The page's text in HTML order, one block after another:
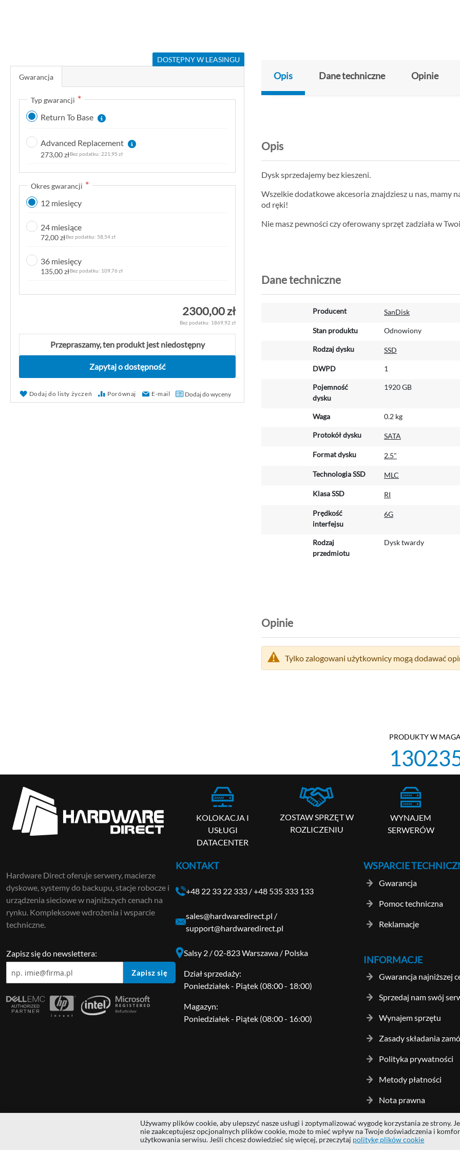
z
DOSTĘPNY W LEASINGU
Gwarancja
Typ gwarancji
Return To Base
Advanced Replacement
273,00 zł 221,95 zł
Okres gwarancji
12 miesięcy
24 miesiące
72,00 zł 58,54 zł
36 miesięcy
135,00 zł 109,76 zł
2300,00 zł
1869,92 zł
Przepraszamy, ten produkt jest niedostępny
Zapytaj o dostępność
Dodaj do listy życzeń Porównaj E-mail Dodaj do wyceny
Opis Dane techniczne Opinie
Opis
Dysk sprzedajemy bez kieszeni.
Wszelkie dodatkowe akcesoria znajdziesz u nas, mamy
od ręki!
Nie masz pewności czy oferowany sprzęt zadziała w
Dane techniczne
Producent SanDisk
Stan produktu Odnowiony
Rodzaj dysku SSD
DWPD 1
Pojemność
dysku
1920 GB
Waga 0.2 kg
Protokół dysku SATA
Format dysku 2.5"
Technologia SSD MLC
Klasa SSD RI
Prędkość
interfejsu
6G
Rodzaj
przedmiotu
Dysk twardy
Opinie
Tylko zalogowani użytkownicy mogą dodawać
PRODUKTY W
KOLOKACJA I
USŁUGI
DATACENTER
ZOSTAW SPRZĘT W
ROZLICZENIU
WYNAJEM
SERWERÓW
Hardware Direct oferuje serwery, macierze
dyskowe, systemy do backupu, stacje robocze i
urządzenia sieciowe w najniższych cenach na
rynku. Kompleksowe wdrożenia i wsparcie
techniczne.
Zapisz się do newslettera:
Zapisz się
KONTAKT
+48 22 33 22 333 /+48 535 333 133
sales@hardwaredirect.pl /
support@hardwaredirect.pl
Salsy 2 / 02-823 Warszawa / Polska
Dział sprzedaży:
Poniedziałek - Piątek (08:00 - 18:00)
Magazyn:
Poniedziałek - Piątek (08:00 - 16:00)
WSPARCIE
Gwarancja
Pomoc techniczna
Reklamacje
INFORMACJE
Gwarancja najniższej
Sprzedaj nam swój
Wynajem sprzętu
Zasady składania
Polityka prywatności
Metody płatności
Nota prawna
Copyright © 2014 - 2026 MS Development | All rights reserved | All logos and trademarks are properties of their respective owners.
Używamy plików cookie, aby ulepszyć nasze usługi i zoptymalizować wygodę korzystania ze strony.
nie zaakceptujesz opcjonalnych plików cookie, może to mieć wpływ na Twoje doświadczenia i
użytkowania serwisu. Jeśli chcesz dowiedzieć się więcej, przeczytaj politykę plików cookie